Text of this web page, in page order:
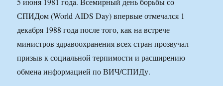
СПИДом (World AIDS Day) впервые отмечался 1
декабря 1988 года после того, как на встрече
министров здравоохранения всех стран прозвучал
призыв к социальной терпимости и расширению
обмена информацией по ВИЧ/СПИДу.